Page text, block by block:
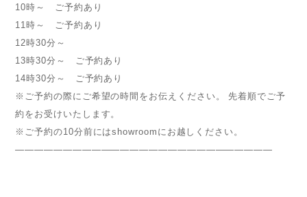
10時～ ご予約あり
11時～ ご予約あり
12時30分～
13時30分～ ご予約あり
14時30分～ ご予約あり
※ご予約の際にご希望の時間をお伝えください。 先着順でご予
約をお受けいたします。
※ご予約の10分前にはshowroomにお越しください。
———————————————————————————